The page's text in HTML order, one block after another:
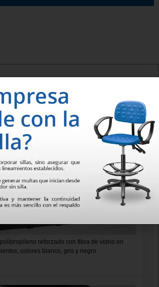
ESPERA 7002 / 7003
reforzado con fibra de vidrio en
colores blanco, gris y negro.